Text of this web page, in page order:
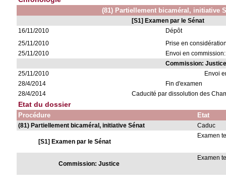
(81) Partiellement bicaméral, initiative
[S1] Examen par le Sénat
16/11/2010
Dépôt
25/11/2010
Prise en
25/11/2010
Envoi en
Commission:
25/11/2010
Envoi
28/4/2014
Fin d'examen
28/4/2014
Caducité par dissolution des
Etat du dossier
Procédure Etat
(81) Partiellement bicaméral, initiative Sénat Caduc
[S1] Examen par le Sénat
Examen
Commission: Justice
Examen